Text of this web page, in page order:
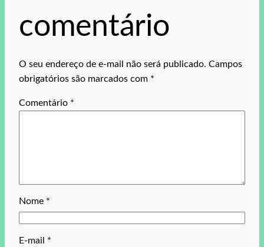
comentário
O seu endereço de e-mail não será publicado. Campos
obrigatórios são marcados com *
Comentário *
Nome *
E-mail *